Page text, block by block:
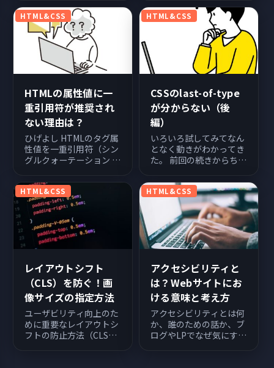
HTML + CSS に加え、
prefers-reduced-
motion の書き方もまと
めています。
HTML&CSS
HTMLの属性値に一
重引用符が推奨され
ない理由は？
ひげよし HTMLのタグ属
性値を一重引用符（シン
グルクォーテーション '
ターに注意された。。。
HTMLの仕様としては二
重引用符を推奨している
らしい。理由が気になっ
たので調べてみた。 二重
引用符を推奨する理由 ※
一重...
HTML&CSS
CSSのlast-of-type
が分からない（後
編）
いろいろ試してみてなん
となく動きがわかってき
た。 前回の続きからちょ
前回のまとめ。 クラス指
定の場合はクラス+要素
のand指定になるのでは
ないか。 子要素のみに適
用される。 Macでは
body要素を親とし、Win
では...
HTML&CSS
レイアウトシフト
（CLS）を防ぐ！画
像サイズの指定方法
ユーザビリティ向上のた
めに重要なレイアウトシ
フトの防止方法（CLS対
HTML&CSS
アクセシビリティと
は？Webサイトにお
ける意味と考え方
アクセシビリティとは何
か、誰のための話か、ブ
ログやLPでなぜ気にする